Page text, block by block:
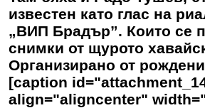
известен като глас на
„ВИП Брадър”. Които се
снимки от щурото
Организирано от
[caption
align="aligncenter"